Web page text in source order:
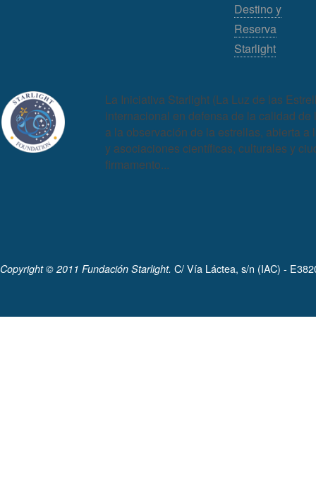
Destino y
Reserva
Starlight
La Iniciativa Starlight (La Luz de las
internacional en defensa de la calidad
a la observación de la estrellas, abierta
y asociaciones científicas, culturales y
firmamento...
Copyright © 2011 Fundación Starlight. C/ Vía Láctea, s/n (IAC) -